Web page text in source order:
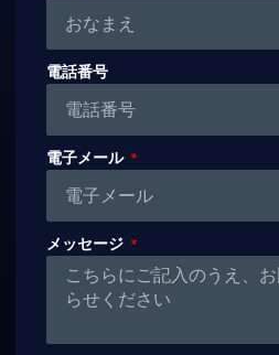
電話番号
電子メール
メッセージ